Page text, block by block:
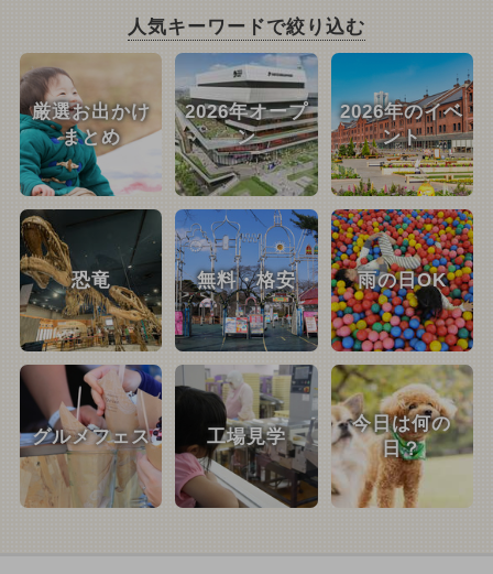
人気キーワードで絞り込む
厳選お出かけ
まとめ
2026年オープ
ン
2026年のイベ
ント
恐竜 無料・格安 雨の日OK
グルメフェス 工場見学
今日は何の
日？